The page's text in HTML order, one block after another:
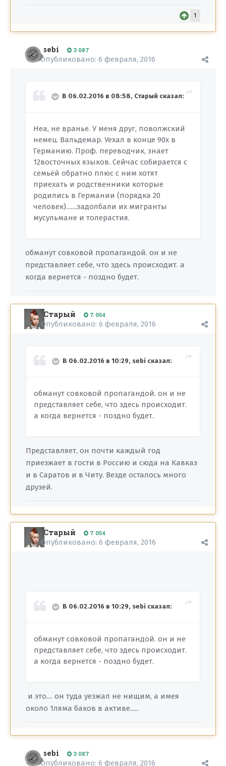
1
sebi 3 087
Опубликовано: 6 февраля, 2016
В 06.02.2016 в 08:58, Старый сказал:
Неа, не вранье. У меня друг, поволжский
немец. Вальдемар. Уехал в конце 90х в
Германию. Проф. переводчик, знает
12восточных языков. Сейчас собирается с
семьёй обратно плюс с ним хотят
приехать и родственники которые
родились в Германии (порядка 20
человек).......задолбали их мигранты
мусульмане и толерастия.
обманут совковой пропагандой. он и не
представляет себе, что здесь происходит. а
когда вернется - поздно будет.
Старый 7 054
Опубликовано: 6 февраля, 2016
В 06.02.2016 в 10:29, sebi сказал:
обманут совковой пропагандой. он и не
представляет себе, что здесь происходит.
а когда вернется - поздно будет.
Представляет, он почти каждый год
приезжает в гости в Россию и сюда на Кавказ
и в Саратов и в Читу. Везде осталось много
друзей.
Старый 7 054
Опубликовано: 6 февраля, 2016
В 06.02.2016 в 10:29, sebi сказал:
обманут совковой пропагандой. он и не
представляет себе, что здесь происходит.
а когда вернется - поздно будет.
и это.... он туда уезжал не нищим, а имея
около 1ляма баков в активе......
sebi 3 087
Опубликовано: 6 февраля, 2016